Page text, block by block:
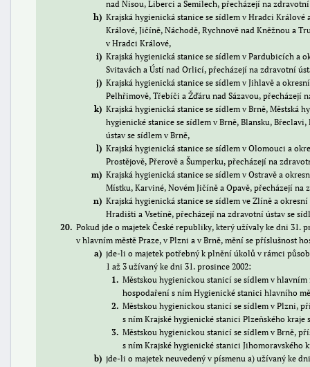
nad Nisou, Liberci a Semilech, přecházejí na
h
Krajská hygienická stanice se sídlem v Hradci
Králové, Jičíně, Náchodě, Rychnově nad Kněžnou a
v Hradci Králové,
i
Krajská hygienická stanice se sídlem v Pardubicích a
Svitavách a Ústí nad Orlicí, přecházejí na zdravotní
j
Krajská hygienická stanice se sídlem v Jihlavě a
Pelhřimově, Třebíči a Žďáru nad Sázavou, přecházejí
k
Krajská hygienická stanice se sídlem v Brně, Městská
hygienické stanice se sídlem v Brně, Blansku,
ústav se sídlem v Brně,
l
Krajská hygienická stanice se sídlem v Olomouci a
Prostějově, Přerově a Šumperku, přecházejí na
m
Krajská hygienická stanice se sídlem v Ostravě a
Místku, Karviné, Novém Jičíně a Opavě, přecházejí na
n
Krajská hygienická stanice se sídlem ve Zlíně a
Hradišti a Vsetíně, přecházejí na zdravotní ústav se
20
Pokud jde o majetek České republiky, který užívaly ke dni 31.
v hlavním městě Praze, v Plzni a v Brně, mění se příslušnost
a
jde-li o majetek potřebný k plnění úkolů v rámci
1 až 3 užívaný ke dni 31. prosince 2002:
1
Městskou hygienickou stanicí se sídlem v
hospodaření s ním Hygienické stanici hlavního
2
Městskou hygienickou stanicí se sídlem v Plzni,
s ním Krajské hygienické stanici Plzeňského kraje
3 Městskou hygienickou stanicí se sídlem v Brně,
s ním Krajské hygienické stanici Jihomoravského
b
jde-li o majetek neuvedený v písmenu a) užívaný ke